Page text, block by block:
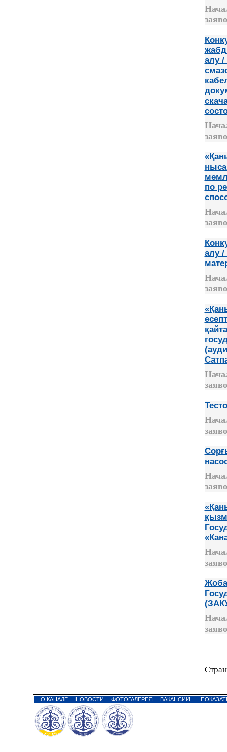
алу /
по
алу /
О КАНАЛЕ НОВОСТИ ФОТОГАЛЕРЕЯ ВАКАНСИИ